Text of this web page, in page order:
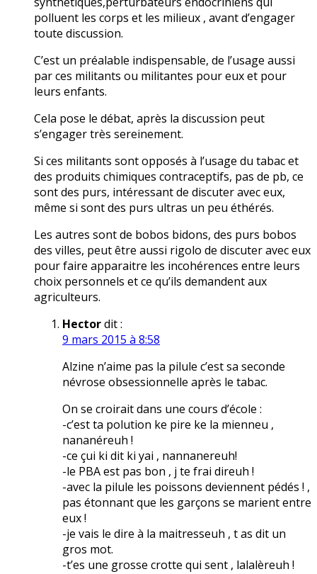
polluent les corps et les milieux , avant d’engager
toute discussion.
C’est un préalable indispensable, de l’usage aussi
par ces militants ou militantes pour eux et pour
leurs enfants.
Cela pose le débat, après la discussion peut
s’engager très sereinement.
Si ces militants sont opposés à l’usage du tabac et
des produits chimiques contraceptifs, pas de pb, ce
sont des purs, intéressant de discuter avec eux,
même si sont des purs ultras un peu éthérés.
Les autres sont de bobos bidons, des purs bobos
des villes, peut être aussi rigolo de discuter avec eux
pour faire apparaitre les incohérences entre leurs
choix personnels et ce qu’ils demandent aux
agriculteurs.
Hectordit :
9 mars 2015 à 8:58
Alzine n’aime pas la pilule c’est sa seconde
névrose obsessionnelle après le tabac.
On se croirait dans une cours d’école :
-c’est ta polution ke pire ke la mienneu ,
nananéreuh !
-ce çui ki dit ki yai , nannanereuh!
-le PBA est pas bon , j te frai direuh !
-avec la pilule les poissons deviennent pédés ! ,
pas étonnant que les garçons se marient entre
eux !
-je vais le dire à la maitresseuh , t as dit un
gros mot.
-t’es une grosse crotte qui sent , lalalèreuh !